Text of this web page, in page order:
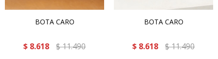
BOTA CARO
$ 8.618 $11.490
BOTA CARO
$ 8.618 $11.490